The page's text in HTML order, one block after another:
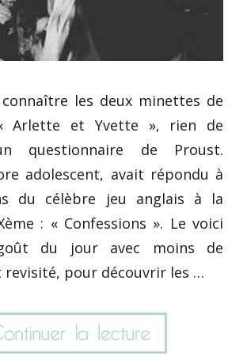
les deux minettes de
« Arlette et Yvette », rien de
questionnaire de Proust.
adolescent, avait répondu à
du célèbre jeu anglais à la
: « Confessions ». Le voici
du jour avec moins de
revisité, pour découvrir les …